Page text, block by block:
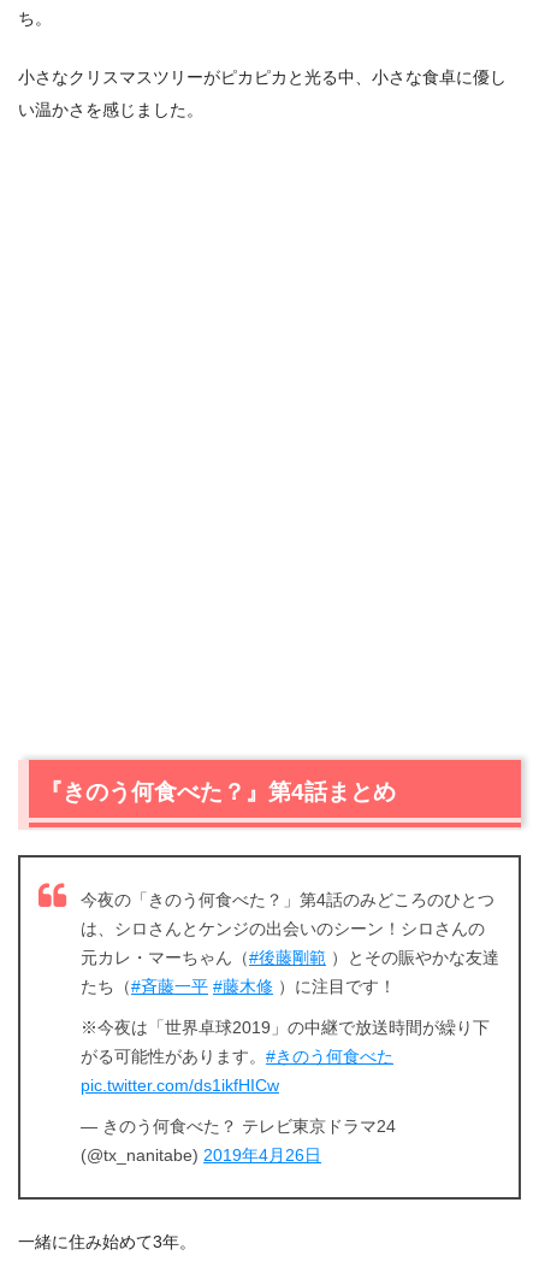
ち。
小さなクリスマスツリーがピカピカと光る中、小さな食卓に優し
い温かさを感じました。
『きのう何食べた？』第4話まとめ
今夜の「きのう何食べた？」第4話のみどころのひとつ
は、シロさんとケンジの出会いのシーン！シロさんの
元カレ・マーちゃん（#後藤剛範 ）とその賑やかな友達
たち（#斉藤一平 #藤木修 ）に注目です！
※今夜は「世界卓球2019」の中継で放送時間が繰り下
がる可能性があります。 #きのう何食べた
pic.twitter.com/ds1ikfHICw
— きのう何食べた？ テレビ東京ドラマ24
(@tx_nanitabe) 2019年4月26日
一緒に住み始めて3年。